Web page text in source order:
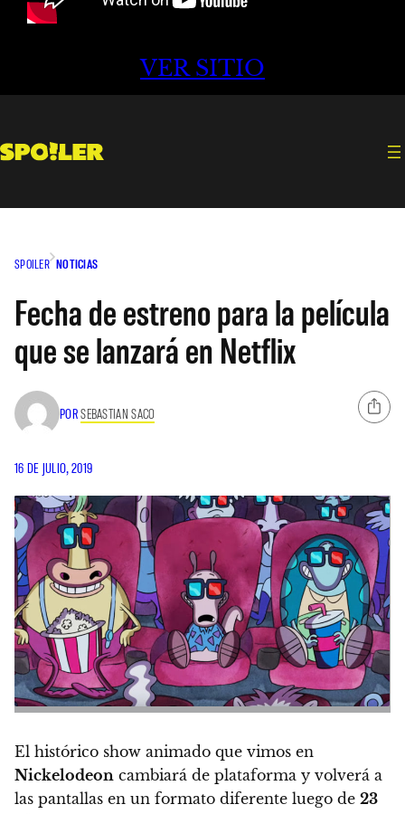
VER SITIO
SPOILER NOTICIAS
Fecha de estreno para la película
que se lanzará en Netflix
PORSEBASTIAN SACO
16 DE JULIO, 2019
El histórico show animado que vimos en
Nickelodeon cambiará de plataforma y volverá a
las pantallas en un formato diferente luego de 23